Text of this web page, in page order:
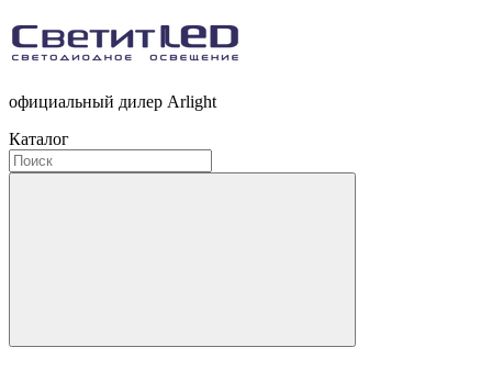
официальный дилер Arlight
Каталог